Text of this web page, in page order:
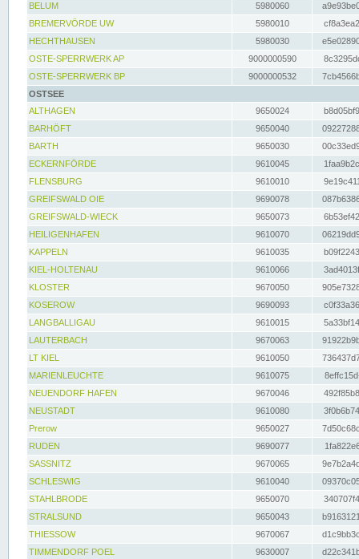
BELUM
5980060
BREMERVÖRDE UW
5980010
HECHTHAUSEN
5980030
OSTE-SPERRWERK AP
9000000590
OSTE-SPERRWERK BP
9000000532
OSTSEE
ALTHAGEN
9650024
BARHÖFT
9650040
BARTH
9650030
ECKERNFÖRDE
9610045
FLENSBURG
9610010
GREIFSWALD OIE
9690078
GREIFSWALD-WIECK
9650073
HEILIGENHAFEN
9610070
KAPPELN
9610035
KIEL-HOLTENAU
9610066
KLOSTER
9670050
KOSEROW
9690093
LANGBALLIGAU
9610015
LAUTERBACH
9670063
LT KIEL
9610050
MARIENLEUCHTE
9610075
NEUENDORF HAFEN
9670046
NEUSTADT
9610080
Prerow
9650027
RUDEN
9690077
SASSNITZ
9670065
SCHLESWIG
9610040
STAHLBRODE
9650070
STRALSUND
9650043
THIESSOW
9670067
TIMMENDORF POEL
9630007